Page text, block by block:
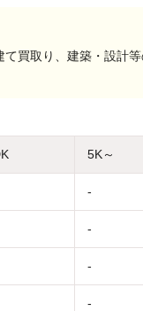
買取り、建築・設計
5K～
-
-
-
-